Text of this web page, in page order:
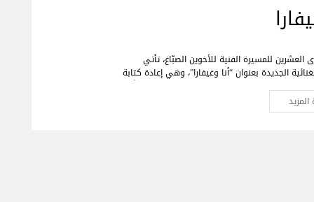
العشرين للمسيرة الفنية للأخوين الصبّاغ، تأتي
الجديدة بعنوان “أنا وغيفارا”، وهي إعادة كتابة
اليوم بأسلوب جديد، ونجوم وشخصيات جديدة، وإنتاج